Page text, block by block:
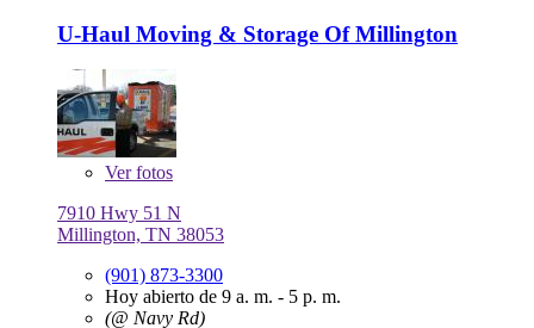
U-Haul Moving & Storage Of Millington
Verfotos
7910 Hwy 51 N
Millington, TN 38053
(901) 873-3300
Hoy abierto de 9 a. m. - 5 p. m.
(@ Navy Rd)